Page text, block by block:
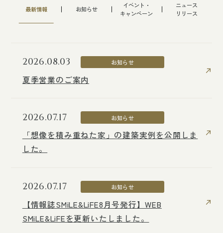
最新情報 お知らせ
イベント・
キャンペーン
ニュース
リリース
2026.08.03 お知らせ
夏季営業のご案内
2026.07.17 お知らせ
「想像を積み重ねた家」の建築実例を公開しま
した。
2026.07.17 お知らせ
【情報誌SMiLE&LiFE8月号発行】WEB
SMiLE&LiFEを更新いたしました。
2026.08.03 お知らせ
夏季営業のご案内
2026.07.17 お知らせ
「想像を積み重ねた家」の建築実例を公開しま
した。
2026.07.17 お知らせ
【情報誌SMiLE&LiFE8月号発行】WEB
SMiLE&LiFEを更新いたしました。
2026.03.24 ニュースリリース
トヨタすまいるライフは「健康経営優良法人
2026.03.17
2026.03.17 ニュースリリース